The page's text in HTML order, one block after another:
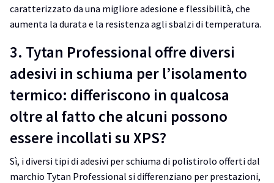
caratterizzato da una migliore adesione e flessibilità, che
aumenta la durata e la resistenza agli sbalzi di temperatura.
3. Tytan Professional offre diversi
adesivi in schiuma per l’isolamento
termico: differiscono in qualcosa
oltre al fatto che alcuni possono
essere incollati su XPS?
Sì, i diversi tipi di adesivi per schiuma di polistirolo offerti dal
marchio Tytan Professional si differenziano per prestazioni,